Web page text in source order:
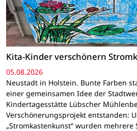
Kita-Kinder verschönern
05.08.2026
Neustadt in Holstein. Bunte Farben
einer gemeinsamen Idee der
Kindertagesstätte Lübscher
Verschönerungsprojekt entstanden:
„Stromkastenkunst“ wurden mehrere